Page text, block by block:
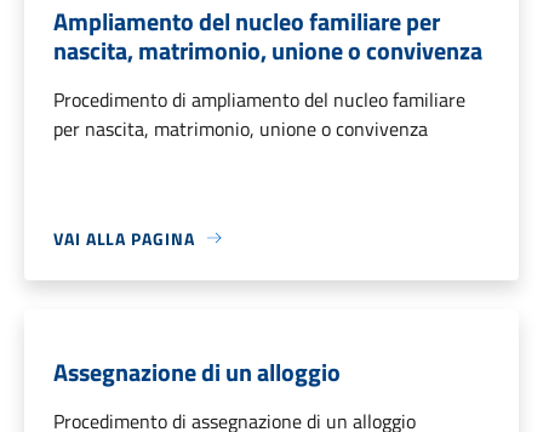
Ampliamento del nucleo familiare per
nascita, matrimonio, unione o convivenza
Procedimento di ampliamento del nucleo familiare
per nascita, matrimonio, unione o convivenza
VAI ALLA PAGINA
Assegnazione di un alloggio
Procedimento di assegnazione di un alloggio